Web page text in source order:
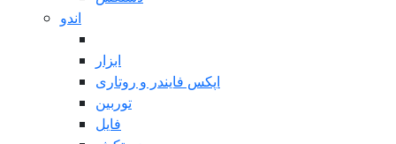
اندو
ابزار
اپکس فایندر و روتاری
توربین
فایل